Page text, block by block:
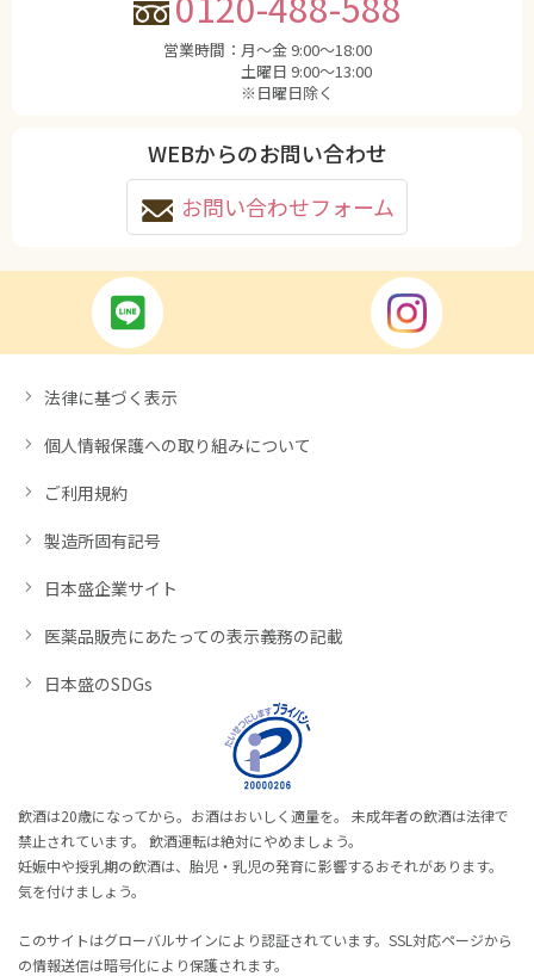
営業時間： 月〜金 9:00〜18:00
土曜日 9:00〜13:00
※日曜日除く
WEBからのお問い合わせ
お問い合わせフォーム
法律に基づく表示
個人情報保護への取り組みについて
ご利用規約
製造所固有記号
日本盛企業サイト
医薬品販売にあたっての表示義務の記載
日本盛のSDGs
飲酒は20歳になってから。お酒はおいしく適量を。 未成年者の飲酒は法律で
禁止されています。 飲酒運転は絶対にやめましょう。
妊娠中や授乳期の飲酒は、胎児・乳児の発育に影響するおそれがあります。
気を付けましょう。
このサイトはグローバルサインにより認証されています。SSL対応ページから
の情報送信は暗号化により保護されます。